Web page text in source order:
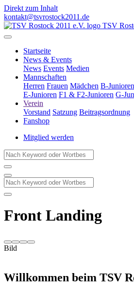
Direkt zum Inhalt
kontakt@tsvrostock2011.de
TSV
Startseite
News & Events
News Events Medien
Mannschaften
Herren Frauen Mädchen B-Junioren
E-Junioren F1 & F2-Junioren G-
Verein
Vorstand Satzung Beitragsordnung
Fanshop
Mitglied werden
Front Landing
Bild
Willkommen beim TSV